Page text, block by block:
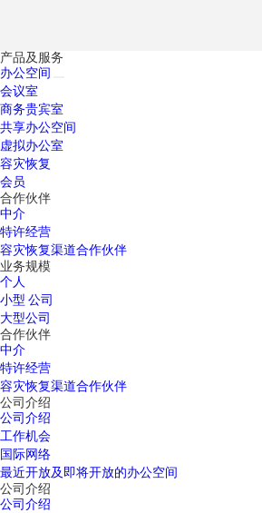
产品及服务
办公空间
会议室
商务贵宾室
共享办公空间
虚拟办公室
容灾恢复
会员
合作伙伴
中介
特许经营
容灾恢复渠道合作伙伴
业务规模
个人
小型 公司
大型公司
合作伙伴
中介
特许经营
容灾恢复渠道合作伙伴
公司介绍
公司介绍
工作机会
国际网络
最近开放及即将开放的办公空间
公司介绍
公司介绍